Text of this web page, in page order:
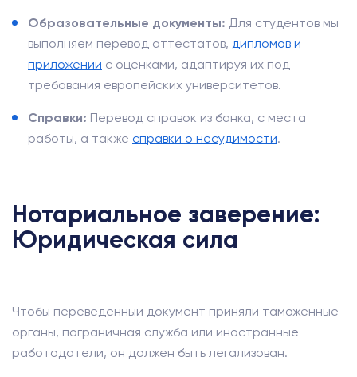
Образовательные документы: Для студентов мы
выполняем перевод аттестатов, дипломов и
приложений с оценками, адаптируя их под
требования европейских университетов.
Справки: Перевод справок из банка, с места
работы, а также справки о несудимости.
Нотариальное заверение:
Юридическая сила
Чтобы переведенный документ приняли таможенные
органы, пограничная служба или иностранные
работодатели, он должен быть легализован.